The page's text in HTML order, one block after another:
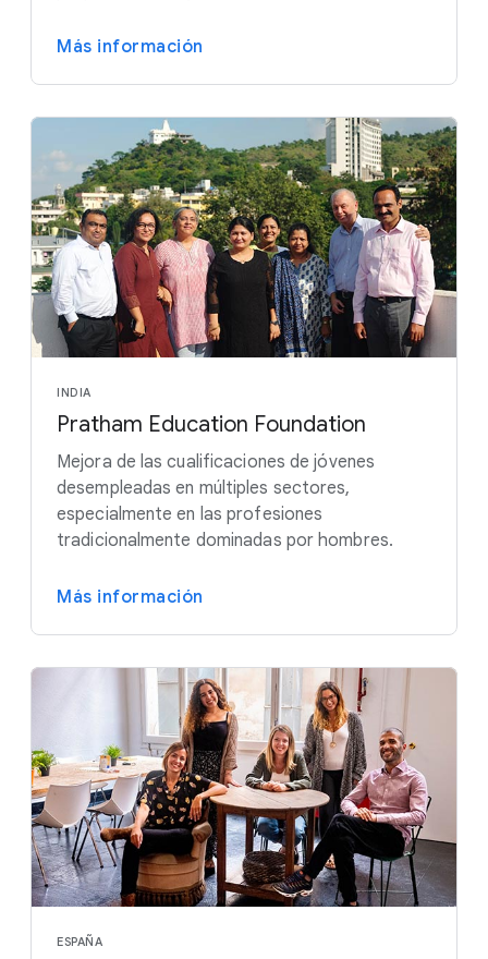
Más información
INDIA
Pratham Education Foundation
Mejora de las cualificaciones de jóvenes
desempleadas en múltiples sectores,
especialmente en las profesiones
tradicionalmente dominadas por hombres.
Más información
ESPAÑA